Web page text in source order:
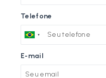
Telefone
E-mail